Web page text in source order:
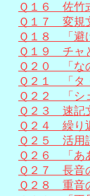
Ｑ１６ 佐竹
Ｑ１７ 変規
Ｑ１８ 「避
Ｑ１９ チャ
Ｑ２０ 「な
Ｑ２１ 「タ
Ｑ２２ 「シ
Ｑ２３ 速記
Ｑ２４ 繰り
Ｑ２５ 活用
Ｑ２６ 「あ
Ｑ２７ 長音
Ｑ２８ 重音